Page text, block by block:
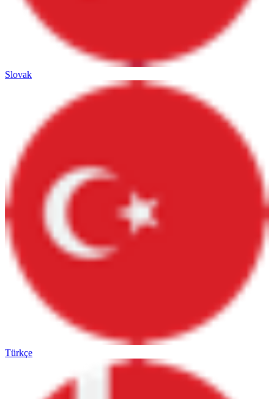
Slovak
Türkçe